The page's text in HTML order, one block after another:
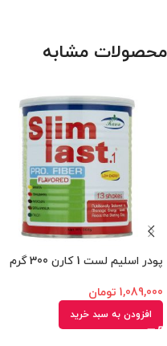
محصولات مشابه
پودر اسلیم لست 1 کارن 300 گرم
1,089,000 تومان
افزودن به سبد خرید